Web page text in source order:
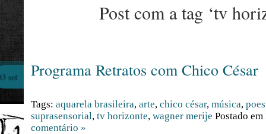
Post com a tag ‘tv
Programa Retratos com Chico César
set
Tags: aquarela brasileira, arte, chico césar, música,
suprasensorial, tv horizonte, wagner merije Postado em
comentário »